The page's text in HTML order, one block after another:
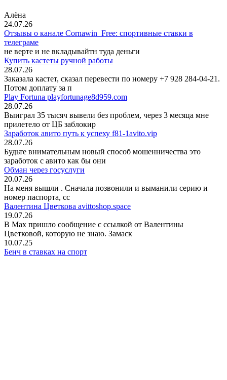
Алёна
24.07.26
Отзывы о канале Cornawin_Free: спортивные ставки в
телеграме
не верте и не вкладывайтн туда деньги
Купить кастеты ручной работы
28.07.26
Заказала кастет, сказал перевести по номеру +7 928 284-04-21.
Потом доплату за п
Play Fortuna playfortunage8d959.com
28.07.26
Выиграл 35 тысяч вывели без проблем, через 3 месяца мне
прилетело от ЦБ заблокир
Заработок авито путь к успеху f81-1avito.vip
28.07.26
Будьте внимательным новый способ мошенничества это
заработок с авито как бы они
Обман через госуслуги
20.07.26
На меня вышли . Сначала позвонили и выманили серию и
номер паспорта, сс
Валентина Цветкова avittoshop.space
19.07.26
В Мах пришло сообщение с ссылкой от Валентины
Цветковой, которую не знаю. Замаск
10.07.25
Бенч в ставках на спорт